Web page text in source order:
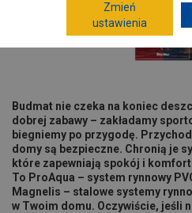
Budmat nie czeka na koniec
dobrej zabawy – zakładamy
biegniemy po przygodę.
domy są bezpieczne. Chronią je
które zapewniają spokój i
To ProAqua – system rynnowy
Magnelis – stalowe systemy
w Twoim domu. Oczywiście, jeśli
Zmień
ustawienia